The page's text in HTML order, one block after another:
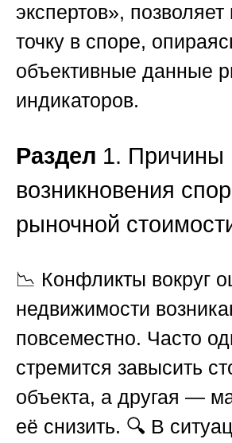
экспертов», позволяет
точку в споре,
объективные данные
индикаторов.
Раздел 1. Причины
возникновения
рыночной
📉 Конфликты вокруг
недвижимости
повсеместно. Часто
стремится завысить
объекта, а другая —
её снизить. 🔍 В